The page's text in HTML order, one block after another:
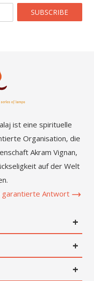
SUBSCRIBE
ist eine spirituelle
Organisation, die
Akram Vignan,
auf der Welt
garantierte Antwort